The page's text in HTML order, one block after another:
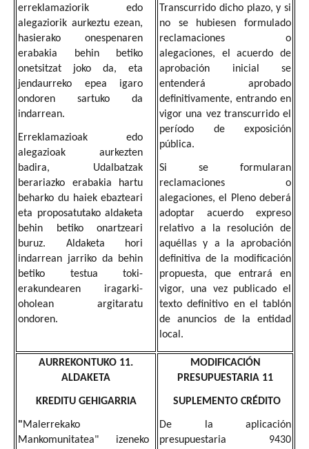
erreklamaziorik edo
alegaziorik aurkeztu ezean,
hasierako onespenaren
erabakia behin betiko
onetsitzat joko da, eta
jendaurreko epea igaro
ondoren sartuko da
indarrean.
Erreklamazioak edo
alegazioak aurkezten
badira, Udalbatzak
berariazko erabakia hartu
beharko du haiek ebazteari
eta proposatutako aldaketa
behin betiko onartzeari
buruz. Aldaketa hori
indarrean jarriko da behin
betiko testua toki-
erakundearen iragarki-
oholean argitaratu
ondoren.
Transcurrido dicho plazo, y si
no se hubiesen formulado
reclamaciones o
alegaciones, el acuerdo de
aprobación inicial se
entenderá aprobado
definitivamente, entrando en
vigor una vez transcurrido el
período de exposición
pública.
Si se formularan
reclamaciones o
alegaciones, el Pleno deberá
adoptar acuerdo expreso
relativo a la resolución de
aquéllas y a la aprobación
definitiva de la modificación
propuesta, que entrará en
vigor, una vez publicado el
texto definitivo en el tablón
de anuncios de la entidad
local.
AURREKONTUKO 11.
ALDAKETA
KREDITU GEHIGARRIA
"Malerrekako
Mankomunitatea" izeneko
MODIFICACIÓN
PRESUPUESTARIA 11
SUPLEMENTO CRÉDITO
De la aplicación
presupuestaria 9430